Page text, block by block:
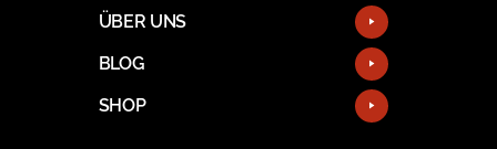
ÜBER UNS
BLOG
SHOP